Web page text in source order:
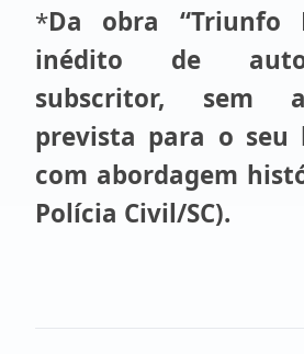
*Da obra “Triunfo
inédito de
subscritor, sem
prevista para o seu
com abordagem
Polícia Civil/SC).